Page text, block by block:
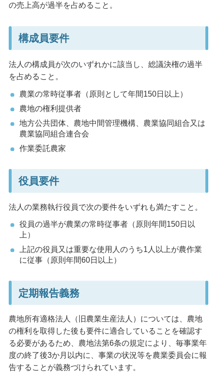
の売上高が過半を占めること。
構成員要件
法人の構成員が次のいずれかに該当し、総議決権の過半
を占めること。
農業の常時従事者（原則として年間150日以上）
農地の権利提供者
地方公共団体、農地中間管理機構、農業協同組合又は
農業協同組合連合会
作業委託農家
役員要件
法人の業務執行役員で次の要件をいずれも満たすこと。
役員の過半が農業の常時従事者（原則年間150日以
上）
上記の役員又は重要な使用人のうち1人以上が農作業
に従事（原則年間60日以上）
定期報告義務
農地所有適格法人（旧農業生産法人）については、農地
の権利を取得した後も要件に適合していることを確認す
る必要があるため、農地法第6条の規定により、毎事業年
度の終了後3か月以内に、事業の状況等を農業委員会に報
告することが義務づけられています。